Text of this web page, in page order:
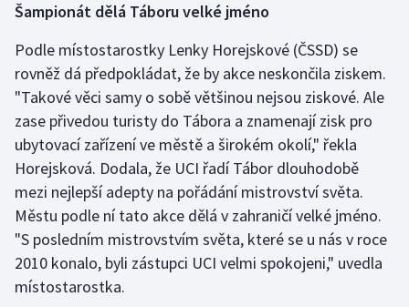
Plavání
Plážový volejbal
Ragby
Rychlobruslení
Rychlostní kanoistika
Short track
Šampionát dělá Táboru velké jméno
Podle místostarostky Lenky Horejskové (ČSSD) se
rovněž dá předpokládat, že by akce neskončila ziskem.
"Takové věci samy o sobě většinou nejsou ziskové. Ale
zase přivedou turisty do Tábora a znamenají zisk pro
ubytovací zařízení ve městě a širokém okolí," řekla
Horejsková. Dodala, že UCI řadí Tábor dlouhodobě
mezi nejlepší adepty na pořádání mistrovství světa.
Městu podle ní tato akce dělá v zahraničí velké jméno.
"S posledním mistrovstvím světa, které se u nás v roce
2010 konalo, byli zástupci UCI velmi spokojeni," uvedla
místostarostka.